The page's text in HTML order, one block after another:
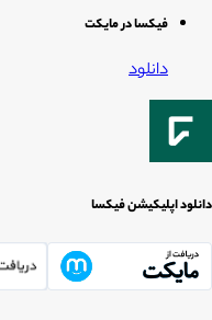
فیکسا در مایکت
دانلود
دانلود اپلیکیشن فیکسا